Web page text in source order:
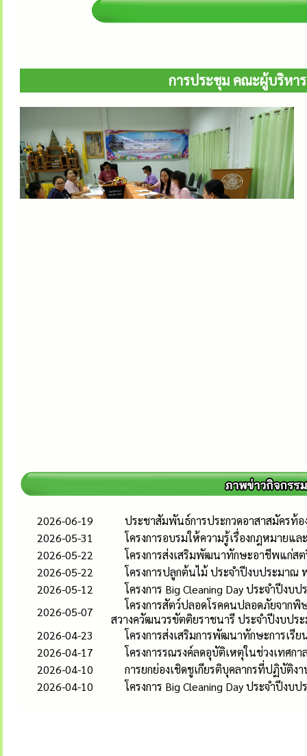
การประชุม คณะผู้บริหา
2026-06-19
ประชาสัมพันธ์การประกวดอาสาสมัครท้
2026-05-31
โครงการอบรมให้ความรู้เรื่องกฎหมายแ
2026-05-22
โครงการส่งเสริมพัฒนาทักษะอาชีพแก่ส
2026-05-22
โครงการปลูกต้นไม้ ประจำปีงบประมาณ
2026-05-12
โครงการ Big Cleaning Day ประจำปีง
2026-05-07
โครงการสัตว์ปลอดโรคคนปลอดภัยจาก
สวางควัฒนวรขัตติยราชนารี ประจำปีงบปร
2026-04-23
โครงการส่งเสริมการพัฒนาทักษะการเ
2026-04-17
โครงการรณรงค์ลดอุบัติเหตุในช่วงเทศก
2026-04-10
การยกย่องเชิดชูเกียรติบุคลากรที่ปฏิบัติ
2026-04-10
โครงการ Big Cleaning Day ประจำปีง